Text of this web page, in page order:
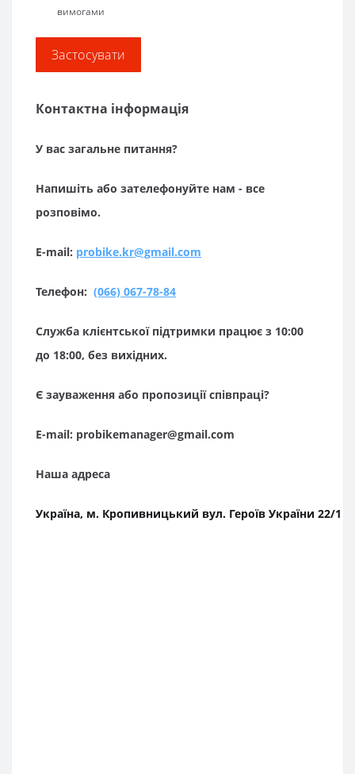
вимогами
Контактна інформація
У вас загальне питання?
Напишіть або зателефонуйте нам - все
розповімо.
E-mail: probike.kr@gmail.com
Телефон: (066) 067-78-84
Служба клієнтської підтримки працює з 10:00
до 18:00, без вихідних.
Є зауваження або пропозиції співпраці?
E-mail: probikemanager@gmail.com
Наша адреса
Україна, м. Кропивницький вул. Героїв України 22/1